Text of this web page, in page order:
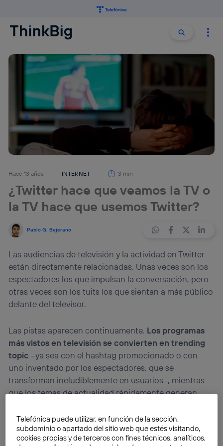
Buscar
Hace 13 años INTERNET 3 min
¿Twitter hace que veamos la TV o
la TV hace que usemos Twitter?
Pablo G. Bejerano
Las audiencias de televisión y la actividad en Twitter
están directamente relacionadas. Unas veces son los
espectadores los que impulsan la conversación, pero
otras veces son los tuits los que sientan a más público
delante del televisor.
Las pistas aparecen continuamente. Los programas
más vistos en televisión se convierten en trending
topic –ya sea con el hashtag promocionado o con
uno inventado por los espectadores, que se
transforman ineludiblemente en usuarios–, mientras
que los temas de actualidad rápidamente generan
preferidas en el site de microblogging es publicar
mensajes relacionados con lo que se está haciendo en
ese momento. Y la televisión es la excusa perfecta
Telefónica puede utilizar, en función de la sección,
subdominio o apartado del sitio web que estés visitando,
cookies propias y de terceros con fines técnicos, analíticos,